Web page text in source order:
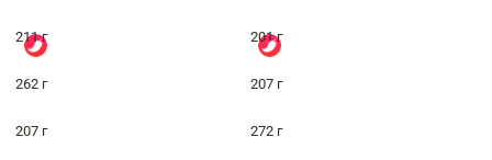
211 г 201 г
262 г 207 г
207 г 272 г